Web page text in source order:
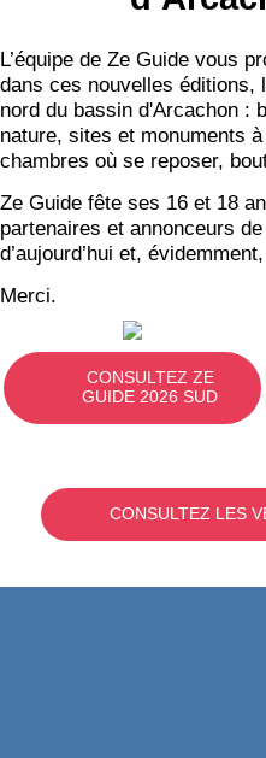
L’équipe de Ze Guide vous
dans ces nouvelles éditions,
nord du bassin d'Arcachon :
nature, sites et monuments
chambres où se reposer,
Ze Guide fête ses 16 et 18
partenaires et annonceurs
d’aujourd’hui et,
Merci.
CONSULTEZ ZE
GUIDE 2026 SUD
CONSULTEZ LES